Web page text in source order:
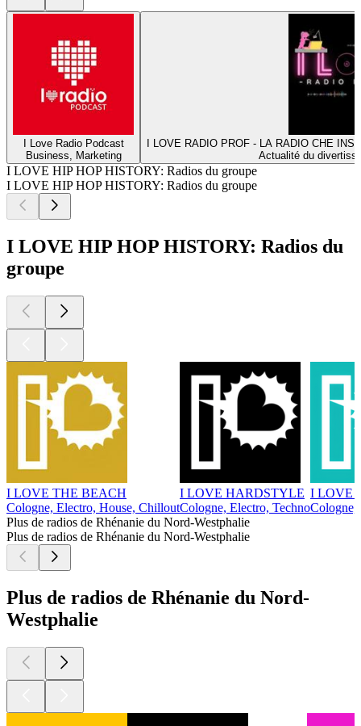
I Love Radio Podcast
Business, Marketing
I LOVE RADIO PROF - LA RADIO CHE
Actualité du
I LOVE HIP HOP HISTORY: Radios du groupe
I LOVE HIP HOP HISTORY: Radios du groupe
I LOVE HIP HOP HISTORY: Radios du
groupe
I LOVE THE BEACH
Cologne, Electro, House, Chillout
I LOVE HARDSTYLE
Cologne, Electro, Techno
I LOVE
Cologne,
Plus de radios de Rhénanie du Nord-Westphalie
Plus de radios de Rhénanie du Nord-Westphalie
Plus de radios de Rhénanie du Nord-
Westphalie